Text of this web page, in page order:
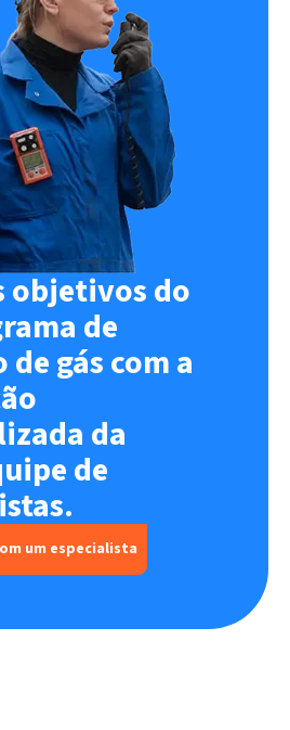
objetivos do
de
de gás com a
da
de
um especialista